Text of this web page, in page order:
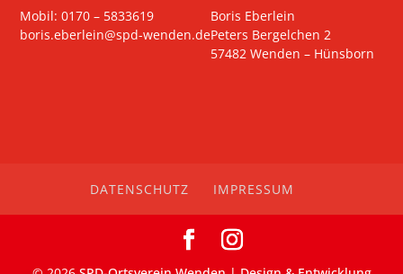
Mobil: 0170 – 5833619
boris.eberlein@spd-wenden.de
Boris Eberlein
Peters Bergelchen 2
57482 Wenden – Hünsborn
DATENSCHUTZ IMPRESSUM